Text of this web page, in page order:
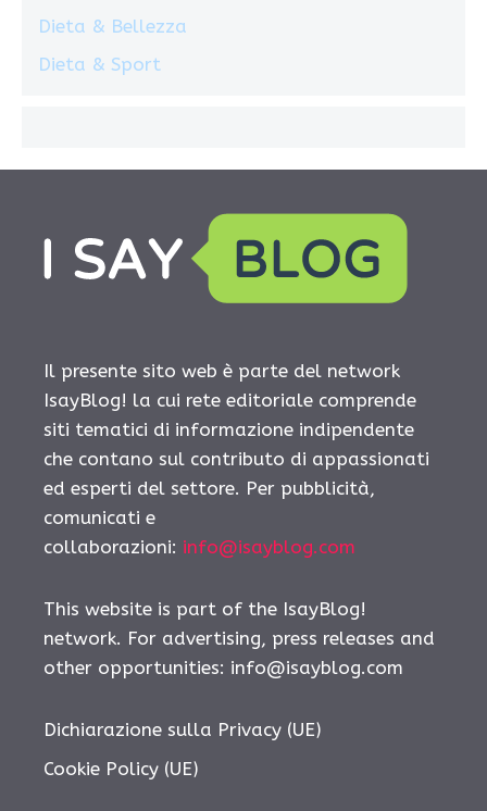
Dieta & Bellezza
Dieta & Sport
Il presente sito web è parte del network
IsayBlog! la cui rete editoriale comprende
siti tematici di informazione indipendente
che contano sul contributo di appassionati
ed esperti del settore. Per pubblicità,
comunicati e
collaborazioni: info@isayblog.com
This website is part of the IsayBlog!
network. For advertising, press releases and
other opportunities: info@isayblog.com
Dichiarazione sulla Privacy (UE)
Cookie Policy (UE)